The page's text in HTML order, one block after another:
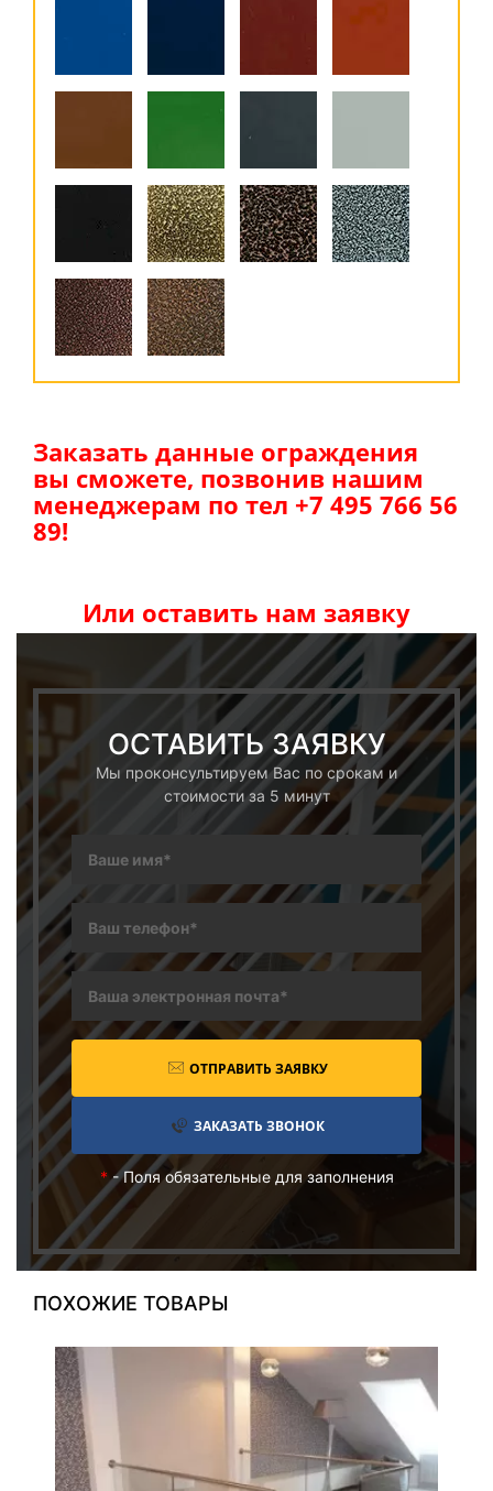
Заказать данные ограждения
вы сможете, позвонив нашим
менеджерам по тел +7 495 766 56
89!
Или оставить нам заявку
ОСТАВИТЬ ЗАЯВКУ
Мы проконсультируем Вас по срокам и
стоимости за 5 минут
ОТПРАВИТЬ ЗАЯВКУ
ЗАКАЗАТЬ ЗВОНОК
*- Поля обязательные для заполнения
ПОХОЖИЕ ТОВАРЫ